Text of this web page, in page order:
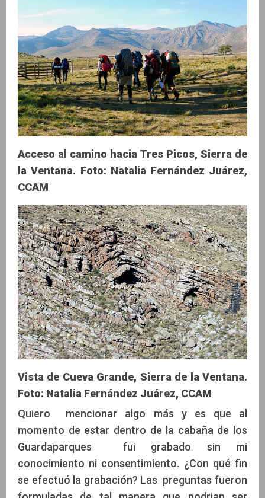
Acceso al camino hacia Tres Picos, Sierra de
la Ventana. Foto: Natalia Fernández Juárez,
CCAM
Vista de Cueva Grande, Sierra de la Ventana.
Foto: Natalia Fernández Juárez, CCAM
Quiero mencionar algo más y es que al
momento de estar dentro de la cabaña de los
Guardaparques fui grabado sin mi
conocimiento ni consentimiento. ¿Con qué fin
se efectuó la grabación? Las preguntas fueron